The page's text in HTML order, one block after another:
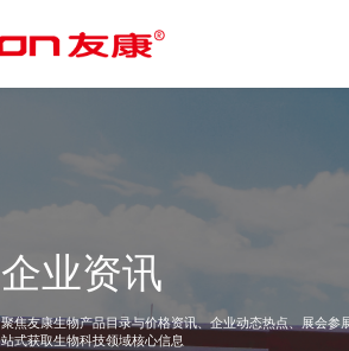
企业资讯
聚焦友康生物产品目录与价格资讯、企业动态热点、展会参
站式获取生物科技领域核心信息